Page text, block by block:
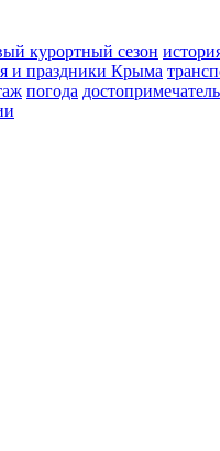
курортный сезон
и праздники Крыма
погода